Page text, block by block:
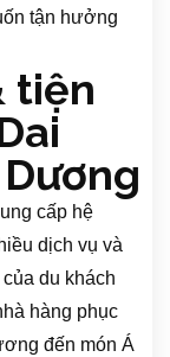
tận hưởng
tiện
cấp hệ
dịch vụ và
du khách
hàng phục
đến món Á